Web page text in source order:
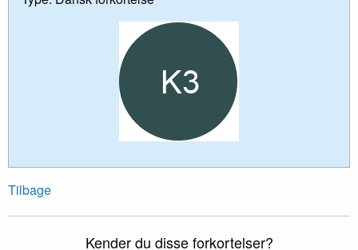
Tilbage
Kender du disse forkortelser?